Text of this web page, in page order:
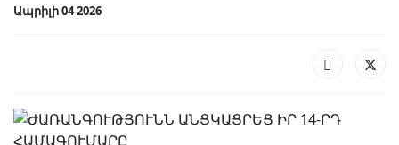
Ապրիլի 04 2026